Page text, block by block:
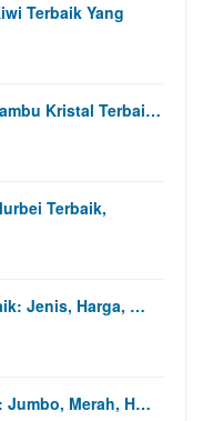
Terbaik Yang
Kristal Terbai…
Terbaik,
Jenis, Harga, …
Jumbo, Merah, H…